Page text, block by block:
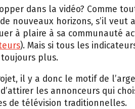
dans la vidéo? Comme
nouveaux horizons, s’il veut
à plaire à sa communauté
). Mais si tous les
plus.
il y a donc le motif de
les annonceurs qui
de télévision traditionnelles.